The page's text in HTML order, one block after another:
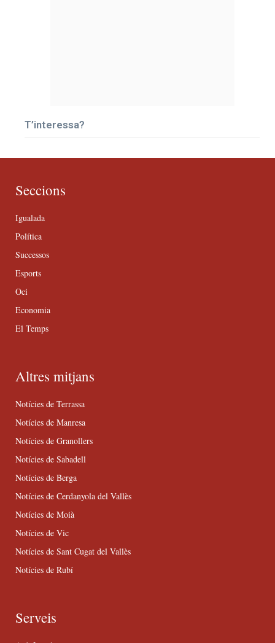
T’interessa?
Seccions
Igualada
Política
Successos
Esports
Oci
Economia
El Temps
Altres mitjans
Notícies de Terrassa
Notícies de Manresa
Notícies de Granollers
Notícies de Sabadell
Notícies de Berga
Notícies de Cerdanyola del Vallès
Notícies de Moià
Notícies de Vic
Notícies de Sant Cugat del Vallès
Notícies de Rubí
Serveis